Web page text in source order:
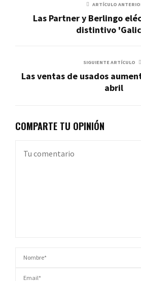
ARTÍCULO
Las Partner y Berlingo
distintivo
SIGUIENTE ARTÍCULO
Las ventas de usados
abril
COMPARTE TU OPINIÓN